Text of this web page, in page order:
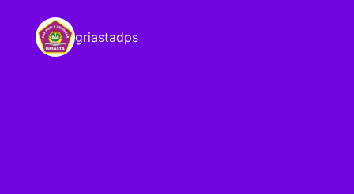
griastadps